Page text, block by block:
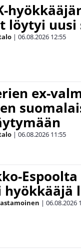
löytyi uusi
| 06.08.2026 12:55
ex-
| 06.08.2026 11:55
hyökkääjä
| 06.08.2026